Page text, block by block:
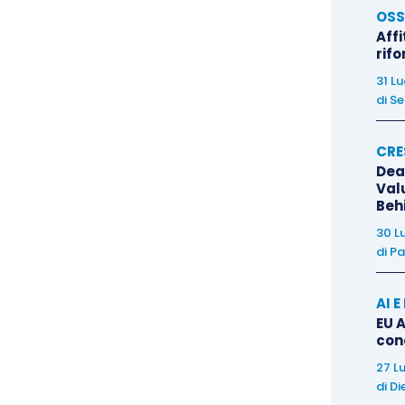
31
di
30
di
AI
EU
27
di